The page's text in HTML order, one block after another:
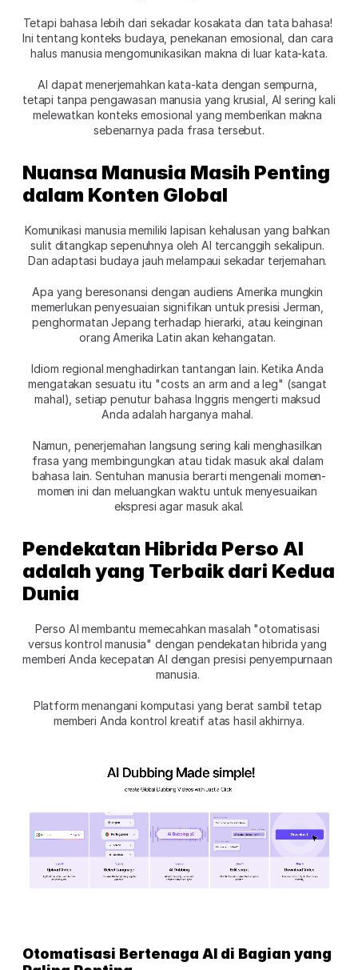
Tetapi bahasa lebih dari sekadar kosakata dan tata bahasa!
Ini tentang konteks budaya, penekanan emosional, dan cara
halus manusia mengomunikasikan makna di luar kata-kata.
AI dapat menerjemahkan kata-kata dengan sempurna,
tetapi tanpa pengawasan manusia yang krusial, AI sering kali
melewatkan konteks emosional yang memberikan makna
sebenarnya pada frasa tersebut.
Nuansa Manusia Masih Penting
dalam Konten Global
Komunikasi manusia memiliki lapisan kehalusan yang bahkan
sulit ditangkap sepenuhnya oleh AI tercanggih sekalipun.
Dan adaptasi budaya jauh melampaui sekadar terjemahan.
Apa yang beresonansi dengan audiens Amerika mungkin
memerlukan penyesuaian signifikan untuk presisi Jerman,
penghormatan Jepang terhadap hierarki, atau keinginan
orang Amerika Latin akan kehangatan.
Idiom regional menghadirkan tantangan lain. Ketika Anda
mengatakan sesuatu itu "costs an arm and a leg" (sangat
mahal), setiap penutur bahasa Inggris mengerti maksud
Anda adalah harganya mahal.
Namun, penerjemahan langsung sering kali menghasilkan
frasa yang membingungkan atau tidak masuk akal dalam
bahasa lain. Sentuhan manusia berarti mengenali momen-
momen ini dan meluangkan waktu untuk menyesuaikan
ekspresi agar masuk akal.
Pendekatan Hibrida Perso AI
adalah yang Terbaik dari Kedua
Dunia
Perso AI membantu memecahkan masalah "otomatisasi
versus kontrol manusia" dengan pendekatan hibrida yang
memberi Anda kecepatan AI dengan presisi penyempurnaan
manusia.
Platform menangani komputasi yang berat sambil tetap
memberi Anda kontrol kreatif atas hasil akhirnya.
Otomatisasi Bertenaga AI di Bagian yang